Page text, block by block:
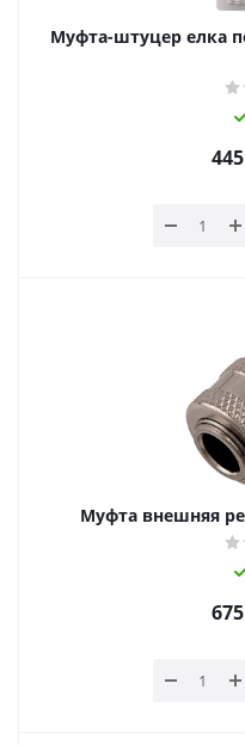
Муфта-штуцер елка
445
675